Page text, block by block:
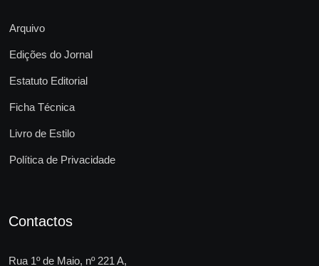
Arquivo
Edições do Jornal
Estatuto Editorial
Ficha Técnica
Livro de Estilo
Política de Privacidade
Contactos
Rua 1º de Maio, nº 221 A,